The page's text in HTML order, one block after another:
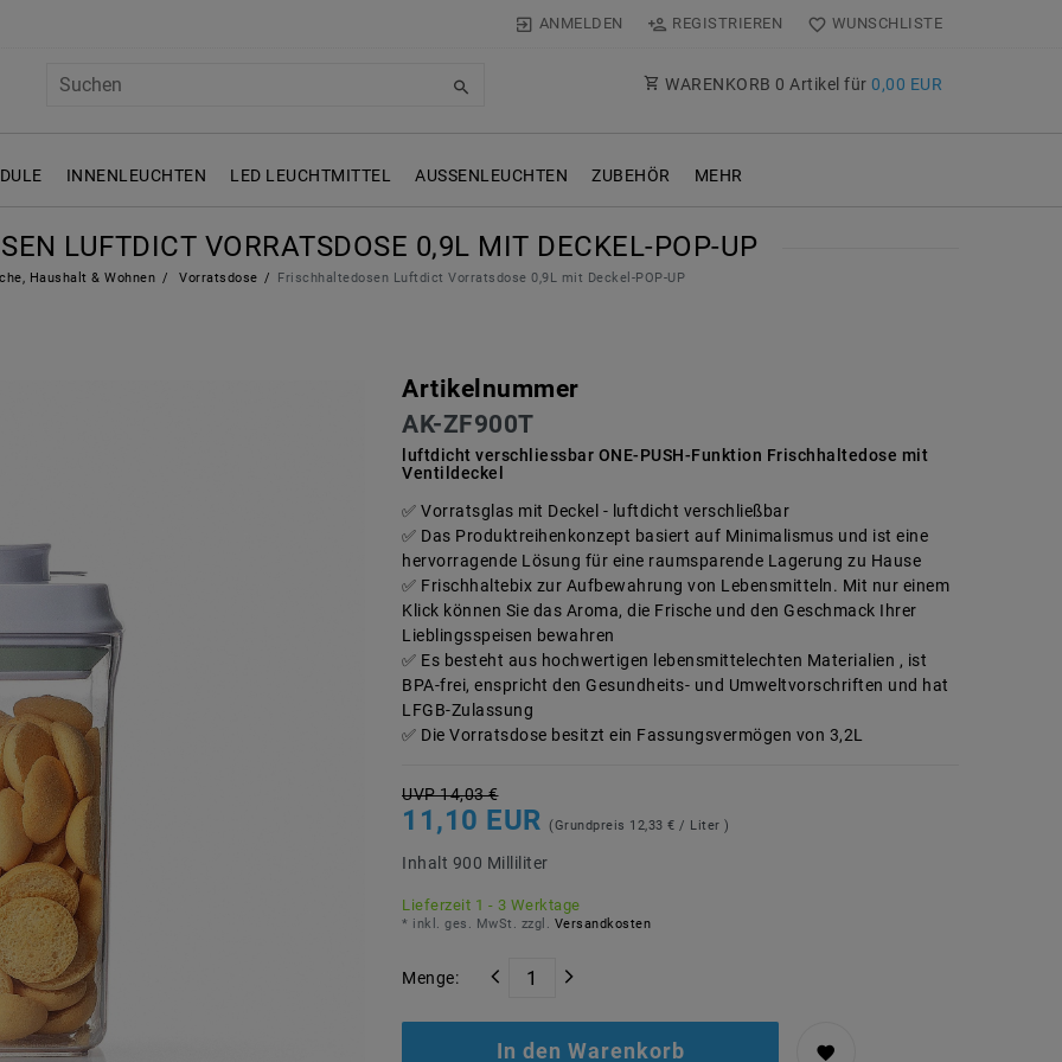
ANMELDEN REGISTRIEREN WUNSCHLISTE
WARENKORB 0 Artikel für 0,00 EUR
INNENLEUCHTEN LED LEUCHTMITTEL AUSSENLEUCHTEN ZUBEHÖR MEHR
LUFTDICT VORRATSDOSE 0,9L MIT DECKEL-POP-UP
Haushalt & Wohnen Vorratsdose Frischhaltedosen Luftdict Vorratsdose 0,9L mit Deckel-POP-UP
Artikelnummer
AK-ZF900T
luftdicht verschliessbar ONE-PUSH-Funktion Frischhaltedose mit
Ventildeckel
Vorratsglas mit Deckel - luftdicht verschließbar
Das Produktreihenkonzept basiert auf Minimalismus und ist eine
hervorragende Lösung für eine raumsparende Lagerung zu Hause
Frischhaltebix zur Aufbewahrung von Lebensmitteln. Mit nur einem
Klick können Sie das Aroma, die Frische und den Geschmack Ihrer
Lieblingsspeisen bewahren
Es besteht aus hochwertigen lebensmittelechten Materialien , ist
BPA-frei, enspricht den Gesundheits- und Umweltvorschriften und hat
LFGB-Zulassung
Die Vorratsdose besitzt ein Fassungsvermögen von 3,2L
UVP 14,03 €
11,10 EUR (Grundpreis 12,33 € / Liter )
Inhalt 900 Milliliter
Lieferzeit 1 - 3 Werktage
* inkl. ges. MwSt. zzgl. Versandkosten
Menge:
In den Warenkorb